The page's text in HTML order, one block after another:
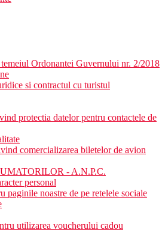
Ordonantei Guvernului nr. 2/2018
si contractul cu turistul
protectia datelor pentru contactele de
comercializarea biletelor de avion
- A.N.P.C.
personal
paginile noastre de pe retelele sociale
utilizarea voucherului cadou